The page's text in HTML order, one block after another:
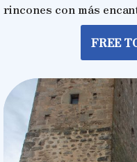
rincones con más
FREE